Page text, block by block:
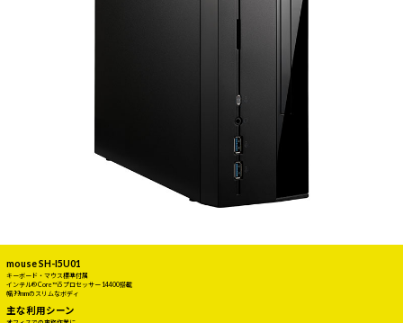
mouse SH-I5U01
キーボード・マウス標準付属
インテル® Core™ i5 プロセッサー 14400搭載
幅99mmのスリムなボディ
主な利用シーン